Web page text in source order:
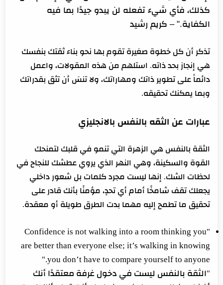
كذلك، فأي شيء تفعله لن يبدو جيدًا بما فيه
الكفاية." – كريم رشيد
تذكر أن كل خطوة صغيرة تقوم بها نحو بناء ثقتك بنفسك
هي إنجاز بحد ذاته. استلهم من هذه المقولات، واعمل
دائماً على تطوير ذاتك ومهاراتك، ولا تنسَ أن تثق بقدراتك
وبما يمكنك تحقيقه.
عبارات عن الثقه بالنفس بالانجليزي
الثقة بالنفس هي الزهرة التي تنمو في قلبك لتمنحك
القوة والسكينة، وهي النهر الذي يروي عطشك للنجاح في
لحظات الشك. إنها ليست مجرد كلمات بل شعور داخلي
يجعلك تقف شامخًا أمام أي تحدٍ، مؤمنًا بأنك قادر على
تحقيق ما تطمح إليه مهما بدت الطرق طويلة أو معقدة.
"Confidence is not walking into a room thinking you
are better than everyone else; it’s walking in knowing
you don’t have to compare yourself to anyone."
"الثقة بالنفس ليست في دخول غرفة معتقدًا أنك